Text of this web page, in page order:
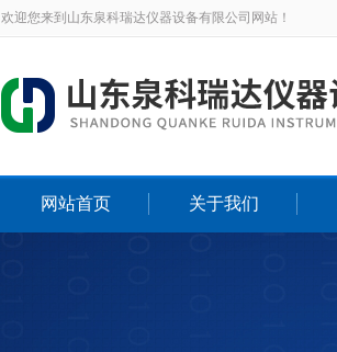
欢迎您来到山东泉科瑞达仪器设备有限公司网站！
网站首页 关于我们